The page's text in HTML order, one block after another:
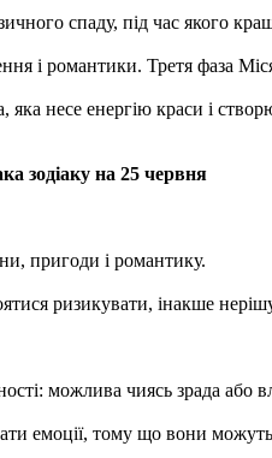
спаду, під час якого
і романтики. Третя фаза
яка несе енергію краси і
зодіаку на 25 червня
пригоди і романтику.
ризикувати, інакше
можлива чиясь зрада або
емоції, тому що вони